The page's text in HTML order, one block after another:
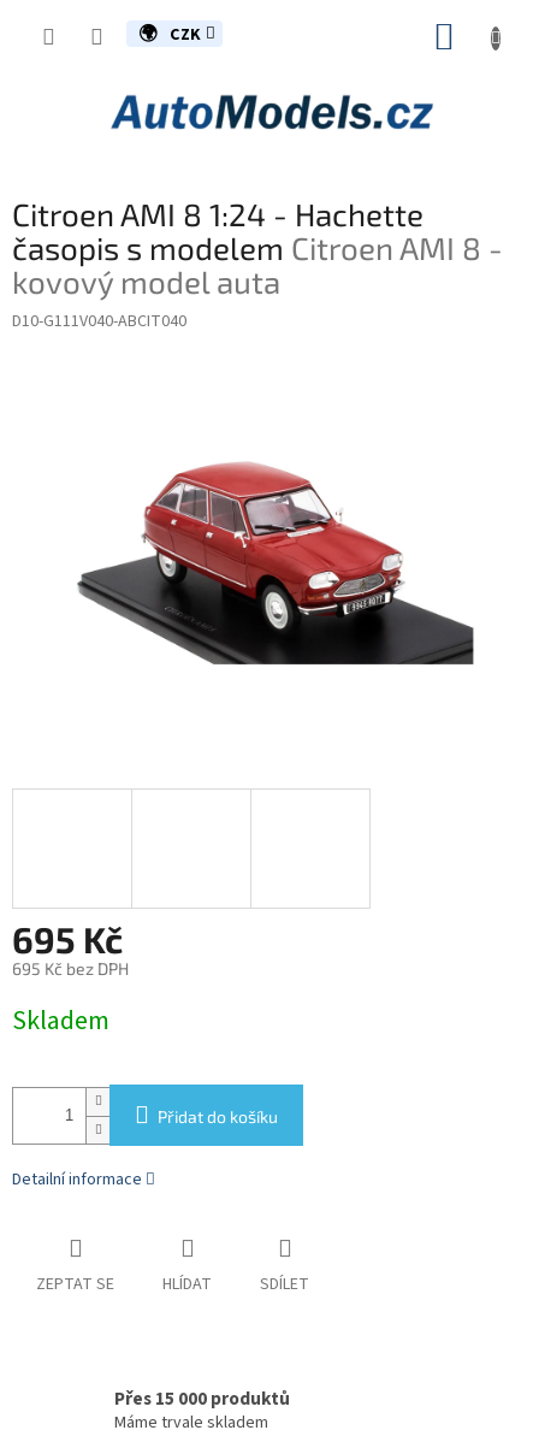
CZK
Citroen AMI 8 1:24 - Hachette
časopis s modelem Citroen AMI 8 -
kovový model auta
D10-G111V040-ABCIT040
695 Kč
695 Kč bez DPH
cena:
Skladem
Přidat do košíku
Detailní informace
ZEPTAT SE HLÍDAT SDÍLET
Přes 15 000 produktů
Máme trvale skladem